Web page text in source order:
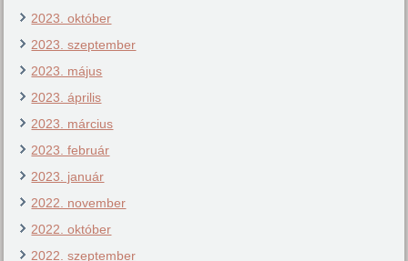
2023. október
2023. szeptember
2023. május
2023. április
2023. március
2023. február
2023. január
2022. november
2022. október
2022. szeptember